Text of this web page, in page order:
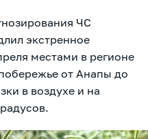
ЧС
экстренное
местами в регионе
от Анапы до
в воздухе и на